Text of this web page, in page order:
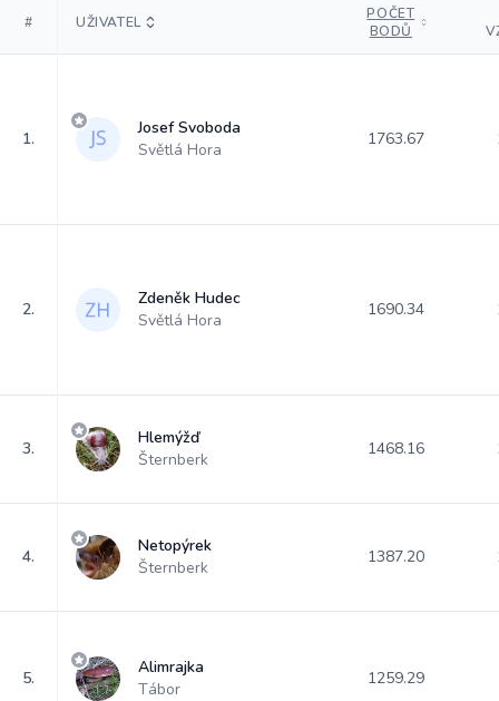
# UŽIVATEL
POČET
BODŮ
1.
Josef Svoboda
Světlá Hora
1763.67
2.
Zdeněk Hudec
Světlá Hora
1690.34
3.
Hlemýžď
Šternberk
1468.16
4.
Netopýrek
Šternberk
1387.20
5.
Alimrajka
Tábor
1259.29